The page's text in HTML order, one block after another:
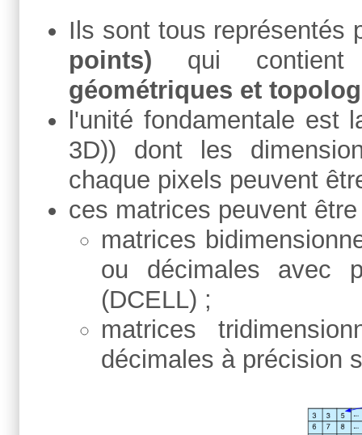
Ils sont tous représentés
points) qui contient
géométriques et
l'unité fondamentale est
3D)) dont les
chaque pixels peuvent
ces matrices peuvent
matrices
ou décimales avec
(DCELL) ;
matrices
décimales à précision